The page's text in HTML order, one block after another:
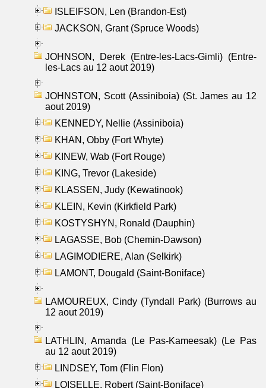
ISLEIFSON, Len (Brandon-Est)
JACKSON, Grant (Spruce Woods)
JOHNSON, Derek (Entre-les-Lacs-Gimli) (Entre-
les-Lacs au 12 aout 2019)
JOHNSTON, Scott (Assiniboia) (St. James au 12
aout 2019)
KENNEDY, Nellie (Assiniboia)
KHAN, Obby (Fort Whyte)
KINEW, Wab (Fort Rouge)
KING, Trevor (Lakeside)
KLASSEN, Judy (Kewatinook)
KLEIN, Kevin (Kirkfield Park)
KOSTYSHYN, Ronald (Dauphin)
LAGASSE, Bob (Chemin-Dawson)
LAGIMODIERE, Alan (Selkirk)
LAMONT, Dougald (Saint-Boniface)
LAMOUREUX, Cindy (Tyndall Park) (Burrows au
12 aout 2019)
LATHLIN, Amanda (Le Pas-Kameesak) (Le Pas
au 12 aout 2019)
LINDSEY, Tom (Flin Flon)
LOISELLE, Robert (Saint-Boniface)